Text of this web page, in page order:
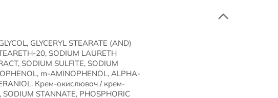
GLYCERYL STEARATE (AND)
20, SODIUM LAURETH
SODIUM SULFITE, SODIUM
m-AMINOPHENOL, ALPHA-
Крем-окислювач / крем-
STANNATE, PHOSPHORIC